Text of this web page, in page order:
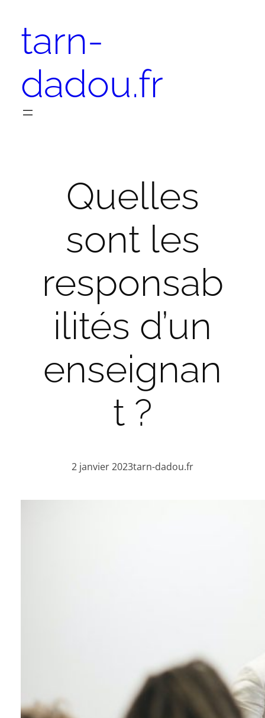
contenu
tarn-
dadou.fr
Quelles
sont les
responsab
ilités d’un
enseignan
t ?
2 janvier 2023tarn-dadou.fr